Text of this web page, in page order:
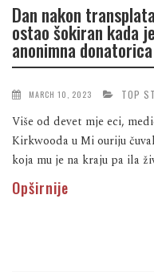
Dan nakon
ostao šokiran kada
anonimna donatorica
MARCH 10, 2023 TOP
Više od devet mje eci,
Kirkwooda u Mi ouriju
koja mu je na kraju pa ila
Opširnije